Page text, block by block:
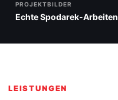
PROJEKTBILDER
Echte Spodarek-Arbeiten
LEISTUNGEN